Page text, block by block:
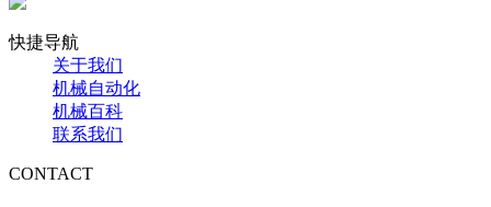
快捷导航
关于我们
机械自动化
机械百科
联系我们
CONTACT